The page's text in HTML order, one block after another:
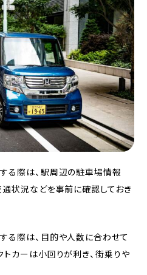
る際は、駅周辺の駐車場情報
通状況などを事前に確認しておき
る際は、目的や人数に合わせて
カーは小回りが利き、街乗りや